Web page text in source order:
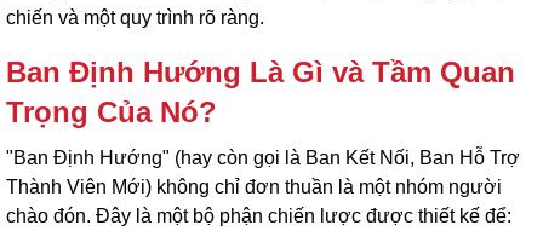
chiến và một quy trình rõ ràng.
Ban Định Hướng Là Gì và Tầm Quan
Trọng Của Nó?
"Ban Định Hướng" (hay còn gọi là Ban Kết Nối, Ban Hỗ Trợ
Thành Viên Mới) không chỉ đơn thuần là một nhóm người
chào đón. Đây là một bộ phận chiến lược được thiết kế để: